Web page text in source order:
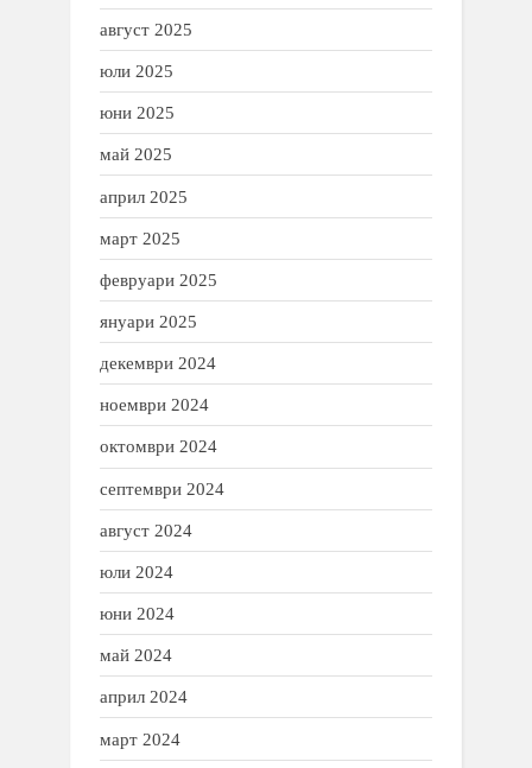
август 2025
юли 2025
юни 2025
май 2025
април 2025
март 2025
февруари 2025
януари 2025
декември 2024
ноември 2024
октомври 2024
септември 2024
август 2024
юли 2024
юни 2024
май 2024
април 2024
март 2024